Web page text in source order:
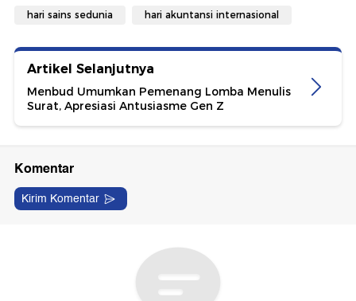
hari sains sedunia hari akuntansi internasional
Artikel Selanjutnya
Menbud Umumkan Pemenang Lomba Menulis
Surat, Apresiasi Antusiasme Gen Z